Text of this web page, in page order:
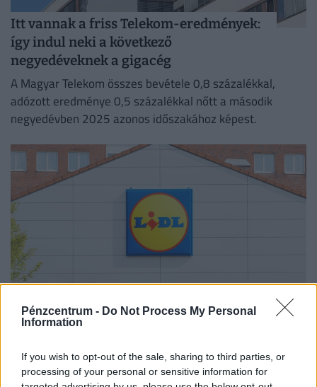
Pénzcentrum - Do Not Process My Personal
Information
If you wish to opt-out of the sale, sharing to third parties, or
processing of your personal or sensitive information for
Itt vannak a friss Telekom-eredmények:
így indul neki a következő
negyedéveknek a gigacég
A Magyar Telekom összes bevétele 0,8 százalékkal,
adózott eredménye 0,5 százalékkal nőtt a második
negyedévben 2025 azonos időszakához képest.
Brutális bírságot kapott a GVH-tól a Lidl:
ezért kell perkálniuk, hároméves ügy ért
A vállalat ezúttal elismerte a jogsértést, és
együttműködött a hivatallal - az ügy előzményei három